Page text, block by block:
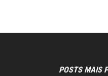
POSTS MAIS